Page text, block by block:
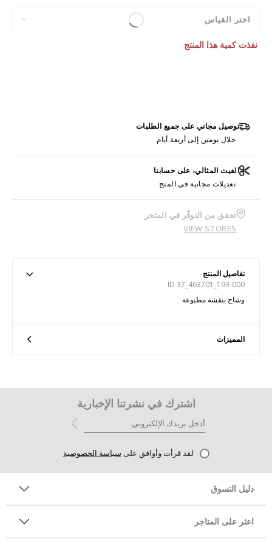
اختر القياس
نفذت كمية هذا المنتج
توصيل مجاني على جميع الطلبات
خلال يومين إلى أربعة أيام
الفيت المثالي، على حسابنا
تعديلات مجانية في المتج
تحقق من التوفّر في المتجر
VIEW STORES
تفاصيل المنتج
ID 37_463701_193-000
وشاح بنقشة مطبوعة
المميزات
اشترك في نشرتنا الإخبارية
لقد قرأت وأوافق على سياسة الخصوصية
دليل التسوق
اعثر على المتاجر